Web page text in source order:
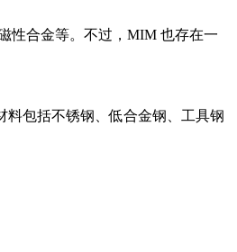
性合金等。不过，MIM 也存在一
包括不锈钢、低合金钢、工具钢